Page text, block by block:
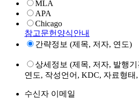
MLA
APA
Chicago
참고문헌양식안내
간략정보 (제목, 저자, 연도)
상세정보 (제목, 저자, 발행
연도, 작성언어, KDC, 자료형
수신자 이메일